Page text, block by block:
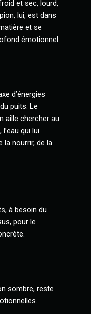
et sec, lourd,
lui, est dans
et se
émotionnel.
d’énergies
puits. Le
aille chercher au
qui lui
la nourrir, de la
à besoin du
pour le
sombre, reste